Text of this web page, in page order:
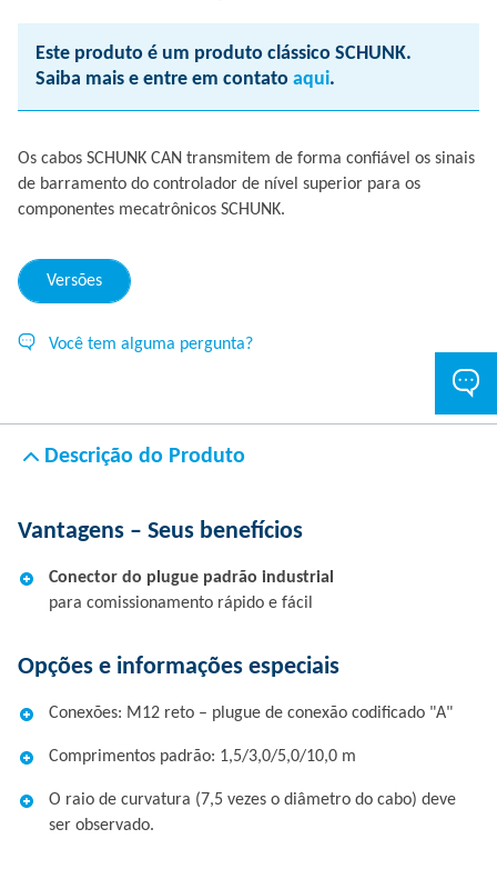
Este produto é um produto clássico SCHUNK.
Saiba mais e entre em contato aqui.
Os cabos SCHUNK CAN transmitem de forma confiável os sinais
de barramento do controlador de nível superior para os
componentes mecatrônicos SCHUNK.
Versões
Você tem alguma pergunta?
Descrição do Produto
Vantagens – Seus benefícios
Conector do plugue padrão industrial
para comissionamento rápido e fácil
Opções e informações especiais
Conexões: M12 reto – plugue de conexão codificado "A"
Comprimentos padrão: 1,5/3,0/5,0/10,0 m
O raio de curvatura (7,5 vezes o diâmetro do cabo) deve
ser observado.